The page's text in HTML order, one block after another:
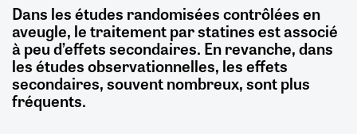
Dans les études randomisées contrôlées en
aveugle, le traitement par statines est associé
à peu d’effets secondaires. En revanche, dans
les études observationnelles, les effets
secondaires, souvent nombreux, sont plus
fréquents.